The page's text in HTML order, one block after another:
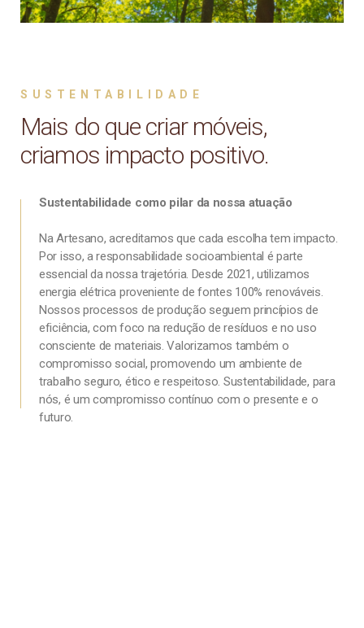
SUSTENTABILIDADE
Mais do que criar móveis,
criamos impacto positivo.
Sustentabilidade como pilar da nossa atuação
Na Artesano, acreditamos que cada escolha tem impacto.
Por isso, a responsabilidade socioambiental é parte
essencial da nossa trajetória. Desde 2021, utilizamos
energia elétrica proveniente de fontes 100% renováveis.
Nossos processos de produção seguem princípios de
eficiência, com foco na redução de resíduos e no uso
consciente de materiais. Valorizamos também o
compromisso social, promovendo um ambiente de
trabalho seguro, ético e respeitoso. Sustentabilidade, para
nós, é um compromisso contínuo com o presente e o
futuro.